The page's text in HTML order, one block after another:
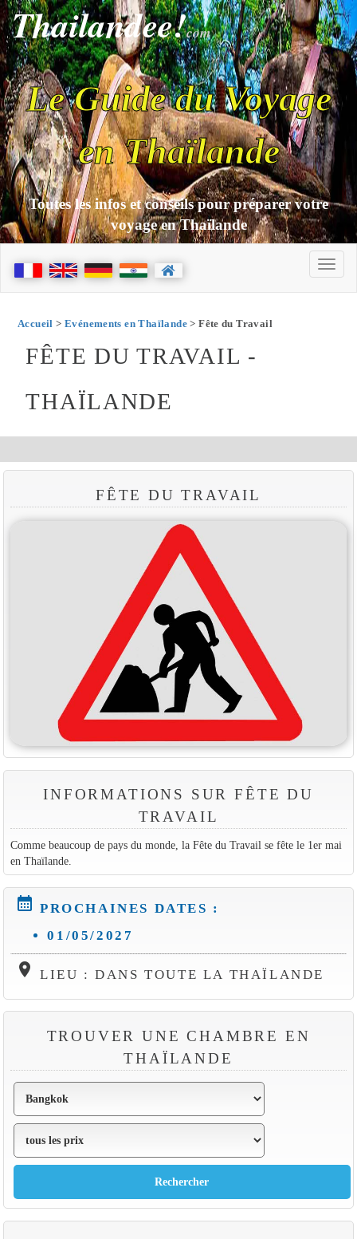
Thailandee!com
Le Guide du Voyage
en Thaïlande
Toutes les infos et conseils pour préparer votre
voyage en Thaïlande
Accueil > Evénements en Thaïlande> Fête du Travail
FÊTE DU TRAVAIL -
THAÏLANDE
FÊTE DU TRAVAIL
INFORMATIONS SUR FÊTE DU
TRAVAIL
Comme beaucoup de pays du monde, la Fête du Travail se fête le 1er mai
en Thaïlande.
calendar_month PROCHAINES DATES :
01/05/2027
location_on LIEU : DANS TOUTE LA THAÏLANDE
TROUVER UNE CHAMBRE EN
THAÏLANDE